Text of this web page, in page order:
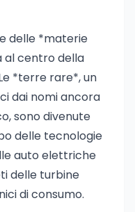
delle *materie
al centro della
*terre rare*, un
dai nomi ancora
sono divenute
delle tecnologie
auto elettriche
delle turbine
di consumo.